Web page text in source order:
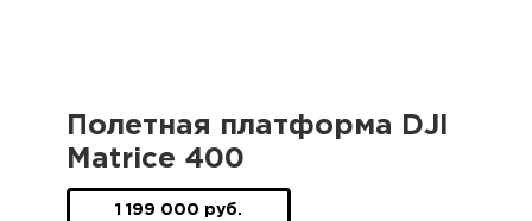
Полетная платформа DJI
Matrice 400
1 199 000 руб.